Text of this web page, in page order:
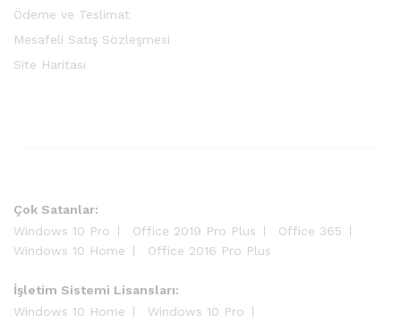
Ödeme ve Teslimat
Mesafeli Satış Sözleşmesi
Site Haritası
Çok Satanlar:
Windows 10 Pro
Office 2019 Pro Plus
Office 365
Windows 10 Home
Office 2016 Pro Plus
İşletim Sistemi Lisansları:
Windows 10 Home
Windows 10 Pro